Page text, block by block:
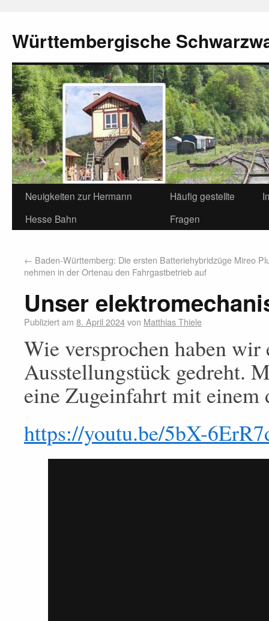
Württembergische
Neuigkeiten zur Hermann
Hesse Bahn
Häufig gestellte
Fragen
← Baden-Württemberg: Die ersten Batteriehybridzüge Mireo
nehmen in der Ortenau den Fahrgastbetrieb auf
Unser
Publiziert am 8. April 2024von Matthias Thiele
Wie versprochen haben
Ausstellungstück gedreht.
eine Zugeinfahrt mit einem
https://youtu.be/5bX-